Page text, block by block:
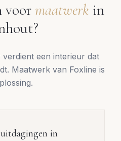
voor maatwerk in
?
een interieur dat
Maatwerk van Foxline is
in